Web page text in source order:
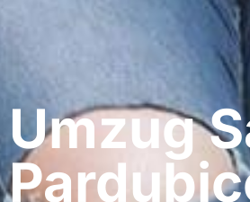
Umzug